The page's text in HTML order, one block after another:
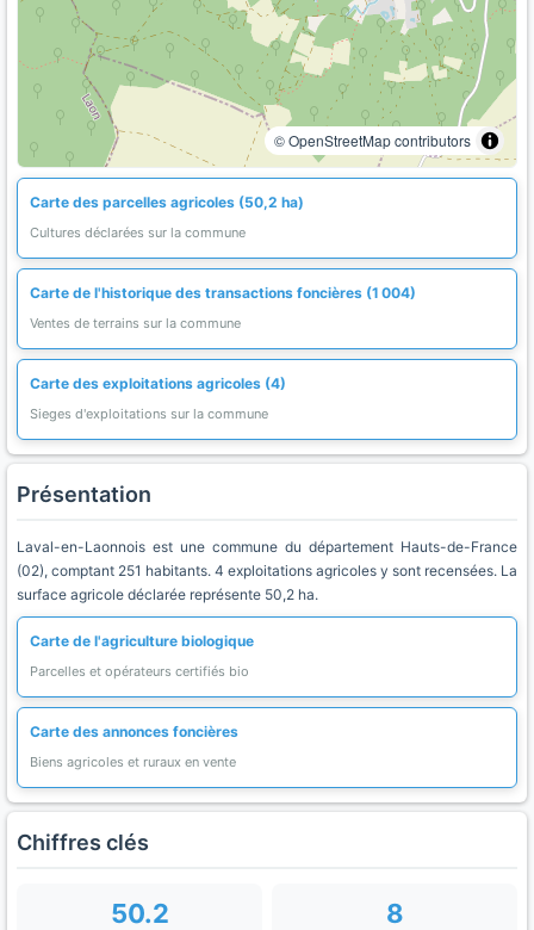
© OpenStreetMap contributors
Carte des parcelles agricoles (50,2 ha)
Cultures déclarées sur la commune
Carte de l'historique des transactions foncières (1 004)
Ventes de terrains sur la commune
Carte des exploitations agricoles (4)
Sieges d'exploitations sur la commune
Présentation
Laval-en-Laonnois est une commune du département Hauts-de-France
(02), comptant 251 habitants. 4 exploitations agricoles y sont recensées. La
surface agricole déclarée représente 50,2 ha.
Carte de l'agriculture biologique
Parcelles et opérateurs certifiés bio
Carte des annonces foncières
Biens agricoles et ruraux en vente
Chiffres clés
50.2 8